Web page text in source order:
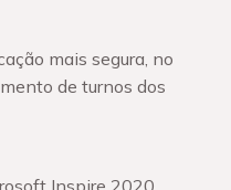
mais segura, no
de turnos dos
Inspire 2020